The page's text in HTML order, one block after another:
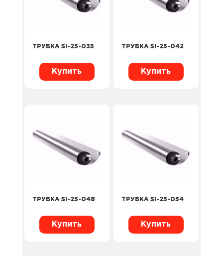
ТРУБКА SI-25-035
Купить
ТРУБКА SI-25-042
Купить
ТРУБКА SI-25-048
Купить
ТРУБКА SI-25-054
Купить